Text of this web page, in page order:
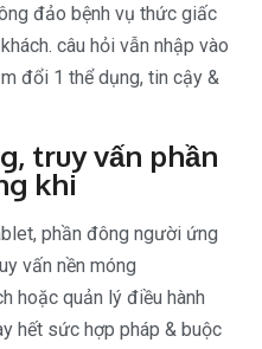
đảo bệnh vụ thức giấc
câu hỏi vẫn nhập vào
đổi 1 thể dụng, tin cậy &
truy vấn phần
khi
phần đông người ứng
vấn nền móng
hoặc quản lý điều hành
hết sức hợp pháp & buộc